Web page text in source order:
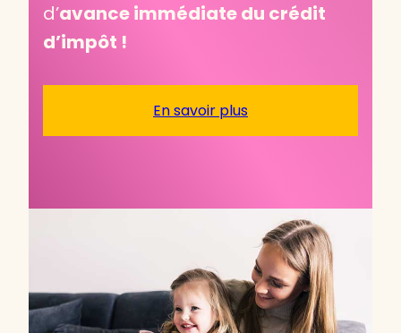
d’avance immédiate du crédit
d’impôt !
En savoir plus